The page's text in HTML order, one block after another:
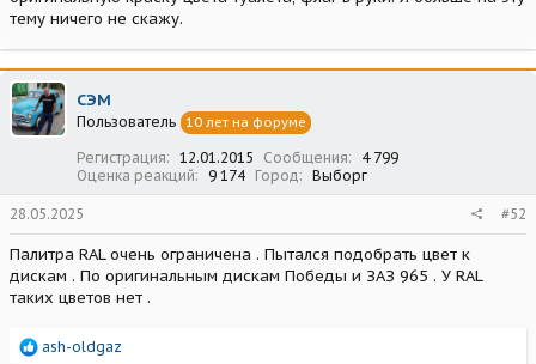
тему ничего не скажу.
СЭМ
Пользователь 10 лет на форуме
Регистрация 12.01.2015 Сообщения
4 799
Оценка реакций
9 174 Город Выборг
28.05.2025 #52
Палитра RAL очень ограничена . Пытался подобрать цвет к
дискам . По оригинальным дискам Победы и ЗАЗ 965 . У RAL
таких цветов нет .
Р
ash-oldgaz